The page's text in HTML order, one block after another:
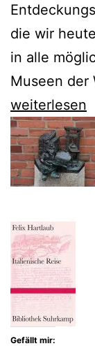
die wir
in alle
Museen der
„Verrufene
Malerei“
von
Walter
als
Neuauflage
weiterlesen
Gefällt mir: